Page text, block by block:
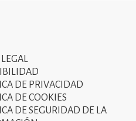
DE PRIVACIDAD
DE COOKIES
DE SEGURIDAD DE LA